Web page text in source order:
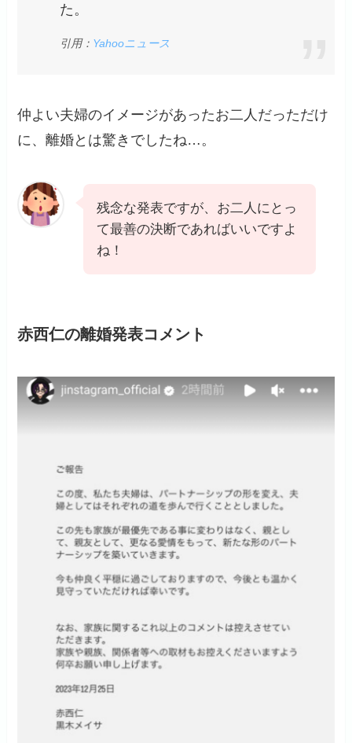
た。
引用： Yahooニュース
仲よい夫婦のイメージがあったお二人だっただけ
に、離婚とは驚きでしたね…。
残念な発表ですが、お二人にとっ
て最善の決断であればいいですよ
ね！
赤西仁の離婚発表コメント